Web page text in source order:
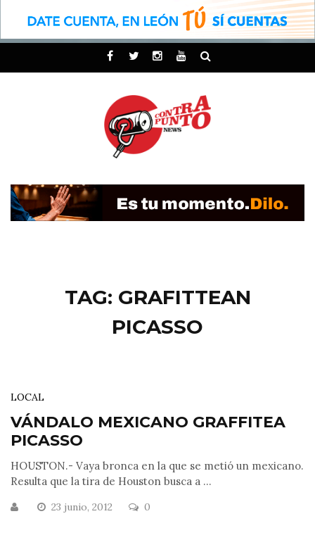
TAG: GRAFITTEAN
PICASSO
LOCAL
VÁNDALO MEXICANO GRAFFITEA
PICASSO
HOUSTON.- Vaya bronca en la que se metió un mexicano.
Resulta que la tira de Houston busca a ...
23 junio, 2012 0